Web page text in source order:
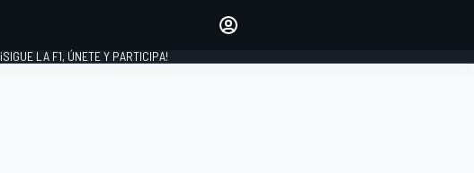
¡SIGUE LA F1, ÚNETE Y PARTICIPA!